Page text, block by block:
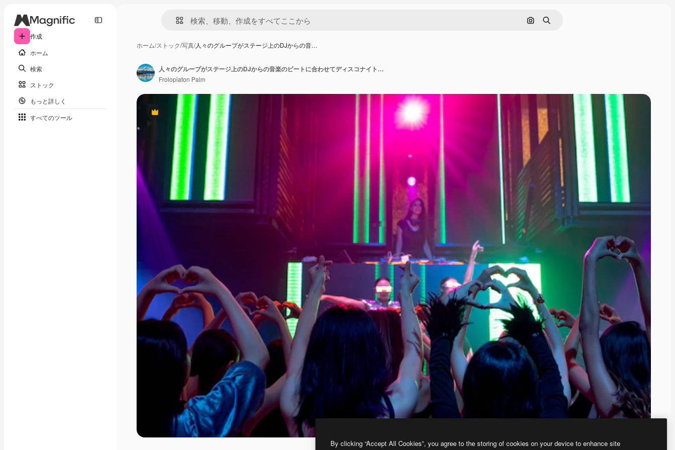
作成
ホーム
検索
ストック
もっと詳しく
すべてのツール
画像で検索
検索
ホーム/ストック/写真/人々のグループがステージ上のDJからの音…
Premium
人々のグループがステージ上のDJからの音楽のビートに合わせてディスコナイトクラブで踊ります
Frolopiaton Palm
By clicking “Accept All Cookies”, you agree to the storing of cookies on your device to enhance site